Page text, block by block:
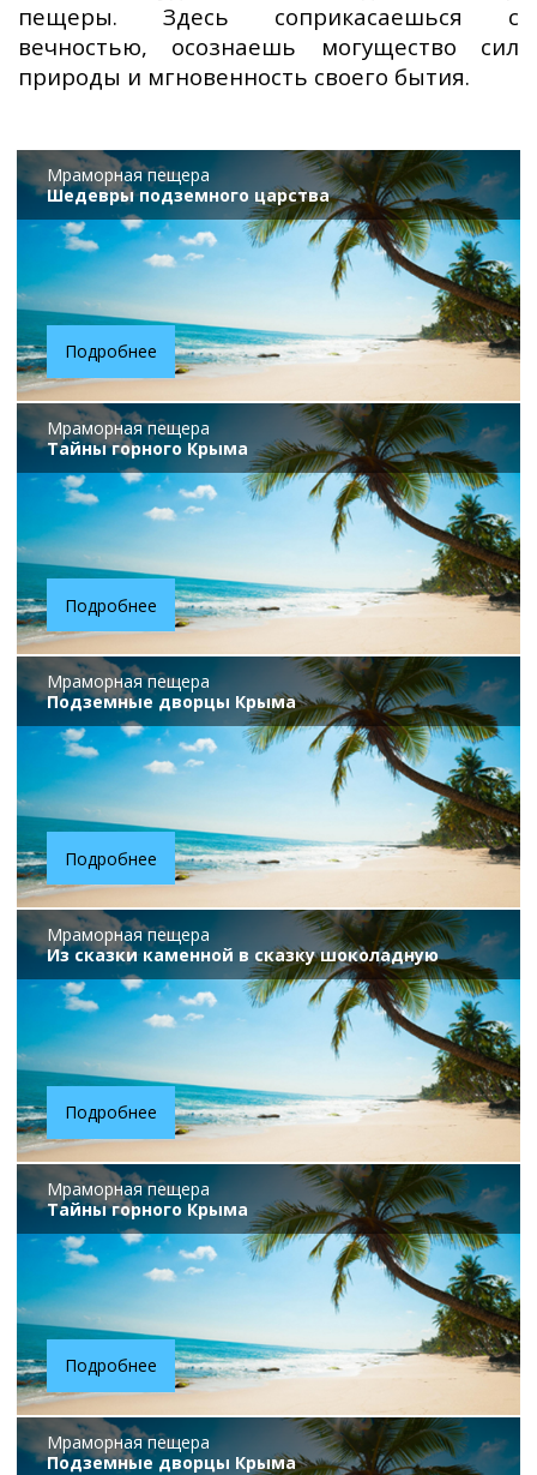
пещеры. Здесь соприкасаешься с
вечностью, осознаешь могущество сил
природы и мгновенность своего бытия.
Мраморная пещера
Шедевры подземного царства
Подробнее
Мраморная пещера
Тайны горного Крыма
Подробнее
Мраморная пещера
Подземные дворцы Крыма
Подробнее
Мраморная пещера
Из сказки каменной в сказку шоколадную
Подробнее
Мраморная пещера
Тайны горного Крыма
Подробнее
Мраморная пещера
Подземные дворцы Крыма